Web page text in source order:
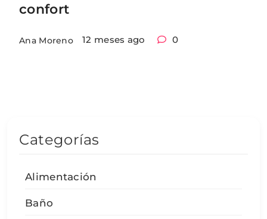
confort
Ana Moreno 12 meses ago 0
Categorías
Alimentación
Baño